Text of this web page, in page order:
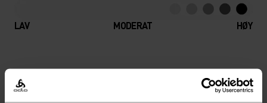
LAV MODERAT HØY
HVA SOM HELST HIGH INTENSITY
Løping